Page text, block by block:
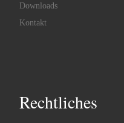
Downloads
Kontakt
Rechtliches